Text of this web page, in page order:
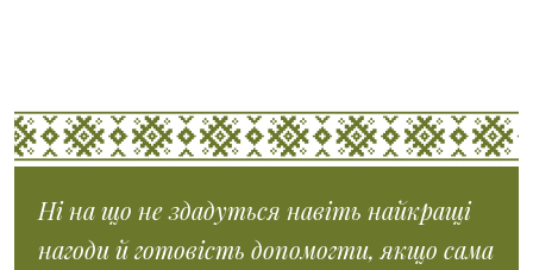
Ні на що не здадуться навіть найкращі
нагоди й готовість допомогти, якщо сама